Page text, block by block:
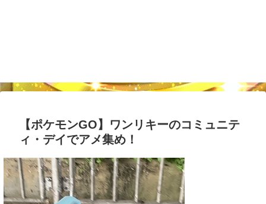
【ポケモンGO】ワンリキーのコミュニテ
ィ・デイでアメ集め！